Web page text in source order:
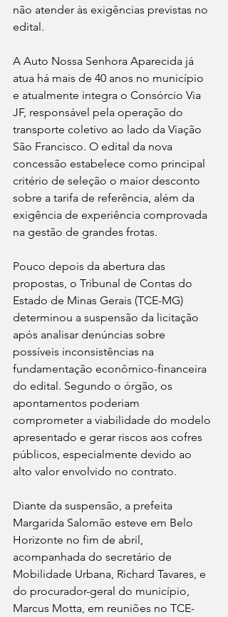
não atender às exigências previstas no
edital.
A Auto Nossa Senhora Aparecida já
atua há mais de 40 anos no município
e atualmente integra o Consórcio Via
JF, responsável pela operação do
transporte coletivo ao lado da Viação
São Francisco. O edital da nova
concessão estabelece como principal
critério de seleção o maior desconto
sobre a tarifa de referência, além da
exigência de experiência comprovada
na gestão de grandes frotas.
Pouco depois da abertura das
propostas, o Tribunal de Contas do
Estado de Minas Gerais (TCE-MG)
determinou a suspensão da licitação
após analisar denúncias sobre
possíveis inconsistências na
fundamentação econômico-financeira
do edital. Segundo o órgão, os
apontamentos poderiam
comprometer a viabilidade do modelo
apresentado e gerar riscos aos cofres
públicos, especialmente devido ao
alto valor envolvido no contrato.
Diante da suspensão, a prefeita
Margarida Salomão esteve em Belo
Horizonte no fim de abril,
acompanhada do secretário de
Mobilidade Urbana, Richard Tavares, e
do procurador-geral do município,
Marcus Motta, em reuniões no TCE-